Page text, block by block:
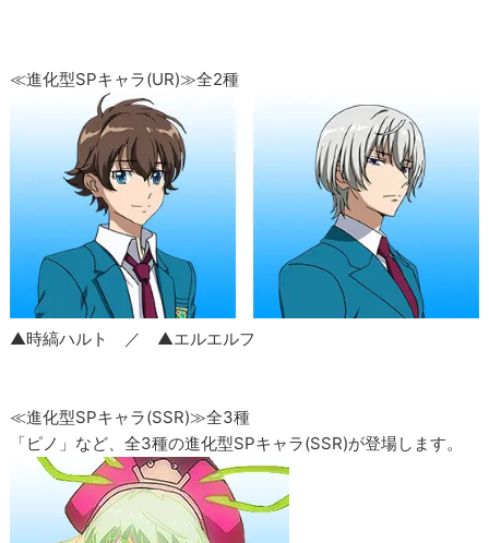
≪進化型SPキャラ(UR)≫全2種
▲時縞ハルト ／ ▲エルエルフ
≪進化型SPキャラ(SSR)≫全3種
「ピノ」など、全3種の進化型SPキャラ(SSR)が登場します。